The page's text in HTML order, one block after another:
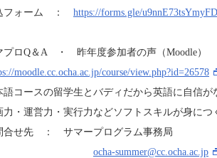
フォーム ： https://forms.gle/
プロQ＆A ・ 昨年度参加者の声（Moodle）
moodle.cc.ocha.ac.jp/course/view.php?id=26578
語コースの留学生とバディだから英語に自信が
力・運営力・実行力などソフトスキルが身につ
合せ先 ： サマープログラム事務局
ocha-summer@cc.ocha.ac.jp